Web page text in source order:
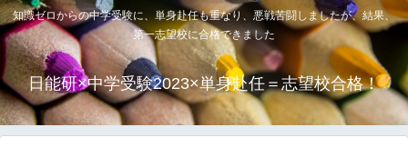
知識ゼロからの中学受験に、単身赴任も重なり、悪戦苦闘しましたが、結果、
第一志望校に合格できました
日能研×中学受験2023×単身赴任＝志望校合格！